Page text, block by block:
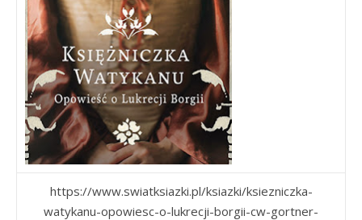
https://www.swiatksiazki.pl/ksiazki/ksiezniczka-
watykanu-opowiesc-o-lukrecji-borgii-cw-gortner-